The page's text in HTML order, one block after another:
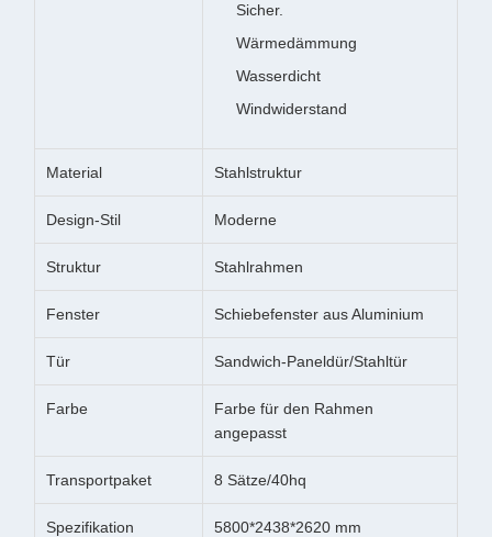
Sicher.
Wärmedämmung
Wasserdicht
Windwiderstand
Material Stahlstruktur
Design-Stil Moderne
Struktur Stahlrahmen
Fenster Schiebefenster aus Aluminium
Tür Sandwich-Paneldür/Stahltür
Farbe
Farbe für den Rahmen
angepasst
Transportpaket 8 Sätze/40hq
Spezifikation 5800*2438*2620 mm